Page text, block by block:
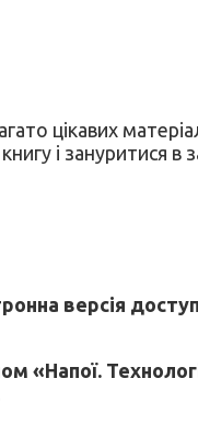
цікавих
і зануритися в
версія